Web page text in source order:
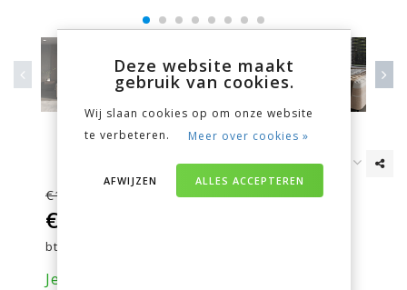
€1.495,00
€1.299,00
btw
Je bespaart nu 196 euro op je aankoop!
Deze website maakt
gebruik van cookies.
Wij slaan cookies op om onze website
te verbeteren.
Meer over cookies »
ALLES ACCEPTEREN
AFWIJZEN